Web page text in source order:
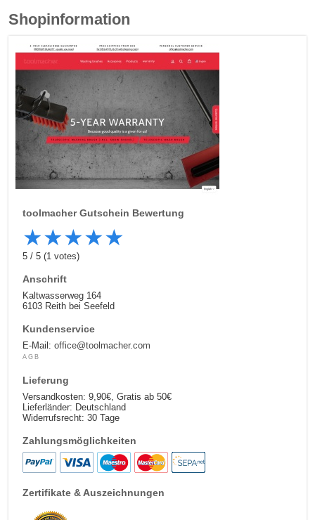
Shopinformation
toolmacherGutschein Bewertung
★★★★★
5/5 (1 votes)
Anschrift
Kaltwasserweg 164
6103 Reith bei Seefeld
Kundenservice
E-Mail:office@toolmacher.com
AGB
Lieferung
Versandkosten: 9,90€, Gratis ab 50€
Lieferländer: Deutschland
Widerrufsrecht: 30 Tage
Zahlungsmöglichkeiten
Zertifikate & Auszeichnungen